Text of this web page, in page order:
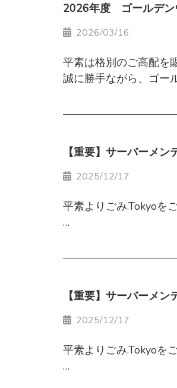
■変更内容
現在 ： 最短で1営業
※銀座１～８丁目の
■変更の背景
配送会社との連携体制
2026年度 ゴールデン
2026/03/16
平素は格別のご高配を
誠に勝手ながら、ゴー
休業期間中にいただ
ごみ袋のご注文は、余
なお、ゴールデンウィ
お客様にはご不便、
白井エコセンター株式会
※中央区銀座1～8丁目
【重要】サーバーメ
2025/12/17
平素よりごみ.Tokyoを
2026年1月15日（木
※作業状況により、終
■ サービス停止内容
メンテナンス時間中は
【重要】サーバーメ
2025/12/17
平素よりごみ.Tokyoを